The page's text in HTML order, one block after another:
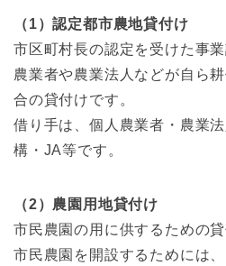
（1）認定都市農地貸付け
市区町村長の認定を受けた事業
農業者や農業法人などが自ら
合の貸付けです。
借り手は、個人農業者・農業
構・JA等です。
（2）農園用地貸付け
市民農園の用に供するための貸
市民農園を開設するためには、